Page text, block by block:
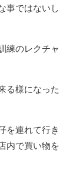
事ではないし
練のレクチャ
る様になった
を連れて行き
内で買い物を